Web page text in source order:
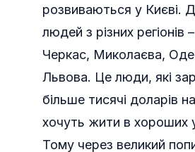
розвиваються у Києві.
людей з різних регіонів
Черкас, Миколаєва,
Львова. Це люди, які
більше тисячі доларів
хочуть жити в хороших
Тому через великий